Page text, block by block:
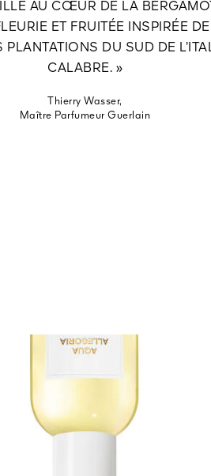
AU CŒUR DE LA
ET FRUITÉE INSPIRÉE
PLANTATIONS DU SUD DE
CALABRE. »
Thierry Wasser,
Maître Parfumeur Guerlain